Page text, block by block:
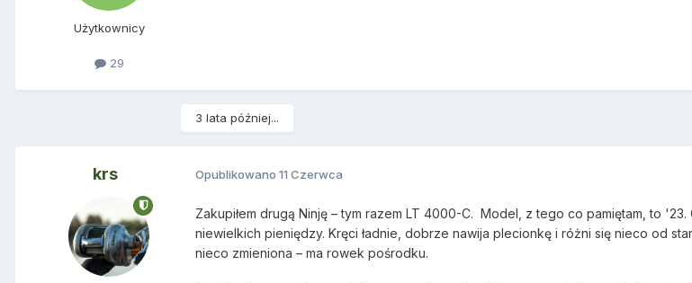
Użytkownicy
29
3 lata później...
krs Opublikowano 11 Czerwca
Zakupiłem drugą Ninję – tym razem LT 4000-C. Model, z tego co pamiętam, to
niewielkich pieniędzy. Kręci ładnie, dobrze nawija plecionkę i różni się nieco od
nieco zmieniona – ma rowek pośrodku.